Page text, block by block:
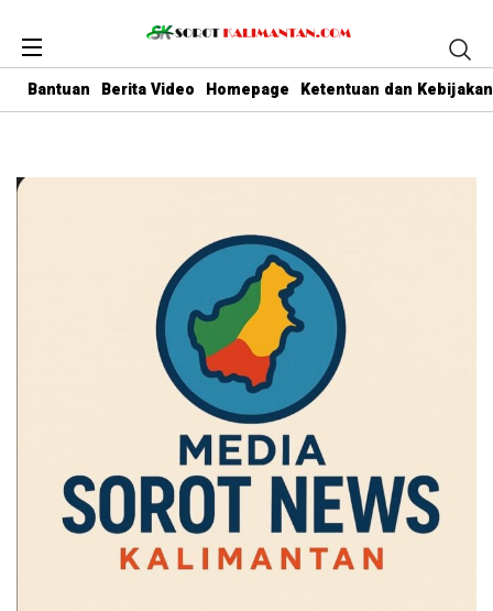
Bantuan Berita Video Homepage Ketentuan dan